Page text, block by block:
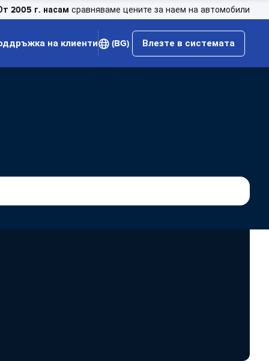
2005 г. насам сравняваме цените за наем на автомобили
на клиенти (BG) Влезте в системата